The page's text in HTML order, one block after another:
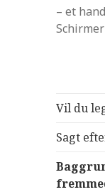
– et
Schirmer
Vil du
Sagt